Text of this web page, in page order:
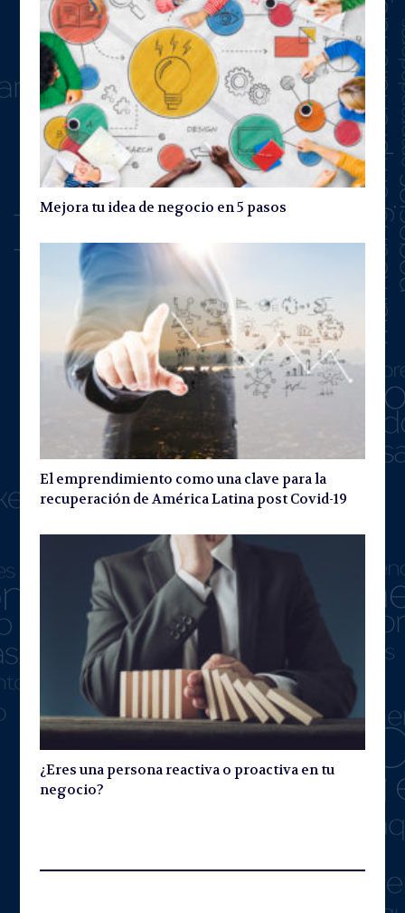
Mejora tu idea de negocio en 5 pasos
El emprendimiento como una clave para la
recuperación de América Latina post Covid-19
¿Eres una persona reactiva o proactiva en tu
negocio?